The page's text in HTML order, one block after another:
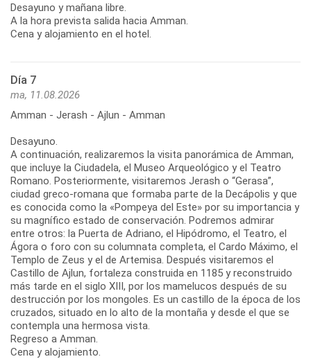
Desayuno y mañana libre.
A la hora prevista salida hacia Amman.
Cena y alojamiento en el hotel.
Día 7
ma, 11.08.2026
Amman - Jerash - Ajlun - Amman
Desayuno.
A continuación, realizaremos la visita panorámica de Amman,
que incluye la Ciudadela, el Museo Arqueológico y el Teatro
Romano. Posteriormente, visitaremos Jerash o “Gerasa”,
ciudad greco-romana que formaba parte de la Decápolis y que
es conocida como la «Pompeya del Este» por su importancia y
su magnífico estado de conservación. Podremos admirar
entre otros: la Puerta de Adriano, el Hipódromo, el Teatro, el
Ágora o foro con su columnata completa, el Cardo Máximo, el
Templo de Zeus y el de Artemisa. Después visitaremos el
Castillo de Ajlun, fortaleza construida en 1185 y reconstruido
más tarde en el siglo XIII, por los mamelucos después de su
destrucción por los mongoles. Es un castillo de la época de los
cruzados, situado en lo alto de la montaña y desde el que se
contempla una hermosa vista.
Regreso a Amman.
Cena y alojamiento.